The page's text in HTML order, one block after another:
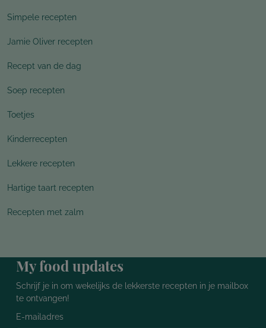
Simpele recepten
Jamie Oliver recepten
Recept van de dag
Soep recepten
Toetjes
Kinderrecepten
Lekkere recepten
Hartige taart recepten
Recepten met zalm
My food updates
Schrijf je in om wekelijks de lekkerste recepten in je mailbox
te ontvangen!
E-mailadres